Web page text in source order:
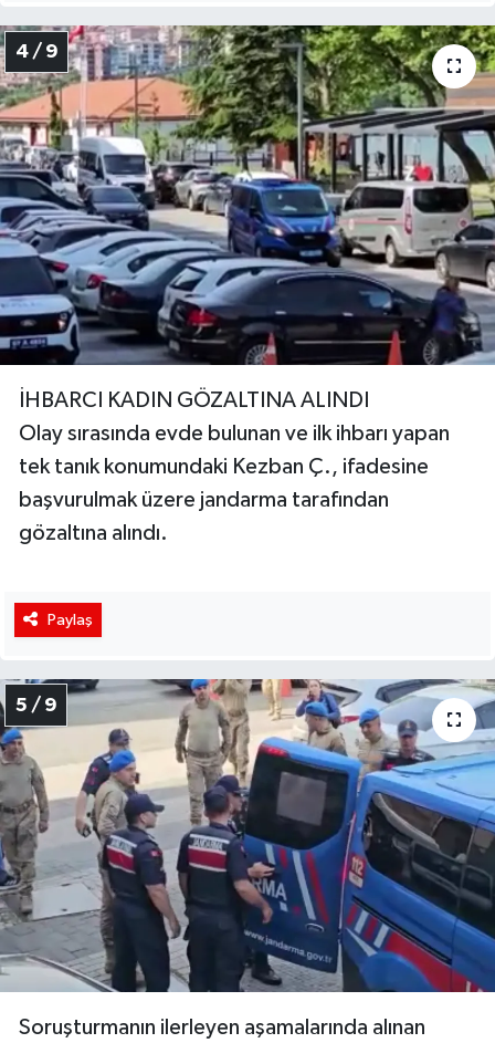
4 / 9
İHBARCI KADIN GÖZALTINA ALINDI
Olay sırasında evde bulunan ve ilk ihbarı yapan
tek tanık konumundaki Kezban Ç., ifadesine
başvurulmak üzere jandarma tarafından
gözaltına alındı.
Paylaş
5 / 9
Soruşturmanın ilerleyen aşamalarında alınan